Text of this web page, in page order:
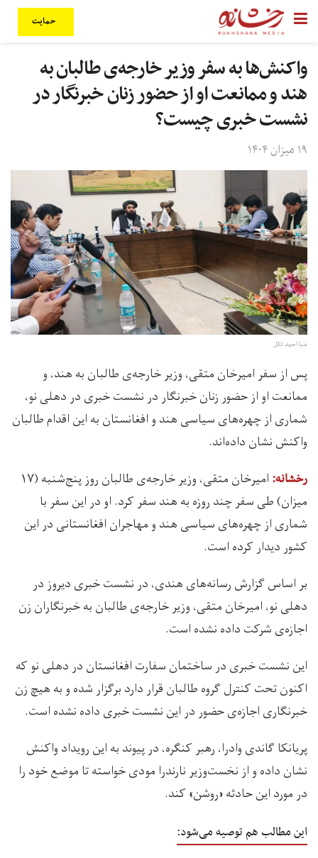
حمایت
واکنش‌ها به سفر وزیر خارجه‌ی طالبان به
هند و ممانعت او از حضور زنان خبرنگار در
نشست خبری چیست؟
۱۹ میزان ۱۴۰۴
ضیا احمد تکل
پس از سفر امیرخان متقی، وزیر خارجه‌ی طالبان به هند، و
ممانعت او از حضور زنان خبرنگار در نشست خبری در دهلی نو،
شماری از چهره‌های سیاسی هند و افغانستان به این اقدام طالبان
واکنش‌ نشان داده‌اند.
رخشانه:
امیرخان متقی، وزیر خارجه‌‌ی طالبان روز پنج‌شنبه (۱۷
میزان) طی سفر چند روزه به هند سفر کرد. او در این سفر با
شماری از چهره‌های سیاسی هند و مهاجران افغانستانی در این
کشور دیدار کرده است.
بر اساس گزارش رسانه‌های هندی، در نشست خبری دیروز در
دهلی نو، امیرخان متقی، ‏وزیر خارجه‌ی طالبان به خبرنگاران زن
اجازه‌ی شرکت ‏داده نشده است.‏
این نشست خبری در ساختمان سفارت افغانستان در دهلی نو که
اکنون تحت کنترل گروه طالبان قرار دارد برگزار شده و به هیچ زن
خبرنگاری اجازه‌ی حضور در این نشست خبری ‏داده نشده است.
پریانکا گاندی وادرا، رهبر کنگره، در پیوند به این رویداد واکنش
نشان داده و از نخست‌وزیر نارندرا مودی ‏خواسته تا موضع خود را
در مورد این حادثه «روشن» کند.
این مطالب هم توصیه می‌شود: